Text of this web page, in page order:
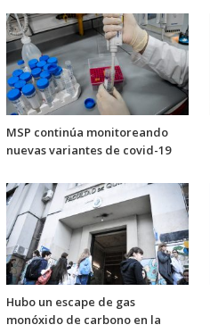
MSP continúa monitoreando
nuevas variantes de covid-19
Hubo un escape de gas
monóxido de carbono en la